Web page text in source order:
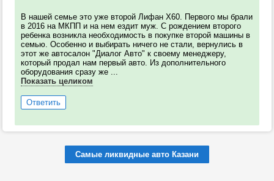
В нашей семье это уже второй Лифан Х60. Первого мы брали
в 2016 на МКПП и на нем ездит муж. С рождением второго
ребенка возникла необходимость в покупке второй машины в
семью. Особенно и выбирать ничего не стали, вернулись в
этот же автосалон "Диалог Авто" к своему менеджеру,
который продал нам первый авто. Из дополнительного
оборудования сразу же ...
Показать целиком
Ответить
Самые ликвидные авто Казани